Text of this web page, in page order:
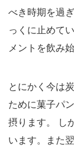
べき時期を過
っくに止めて
メントを飲み
とにかく今は
ために菓子パ
摂ります。 し
います。また